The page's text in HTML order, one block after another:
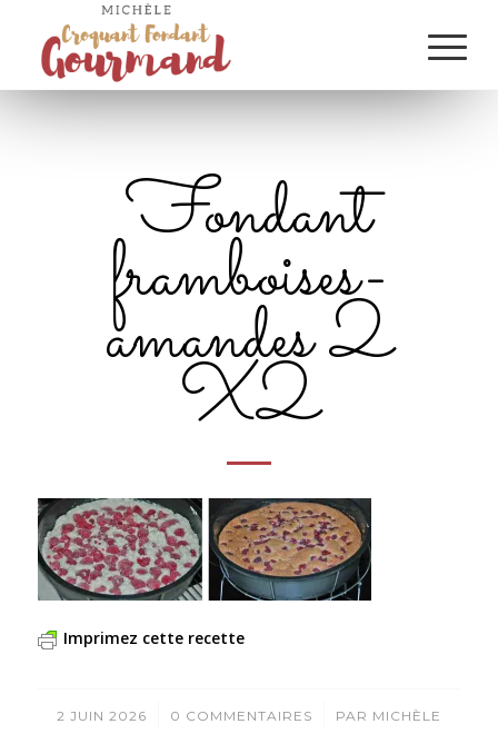
Fondant
framboises-
amandes 2
X2
Imprimez cette recette
2 JUIN 2026
/ 0 COMMENTAIRES
/ PAR MICHÈLE